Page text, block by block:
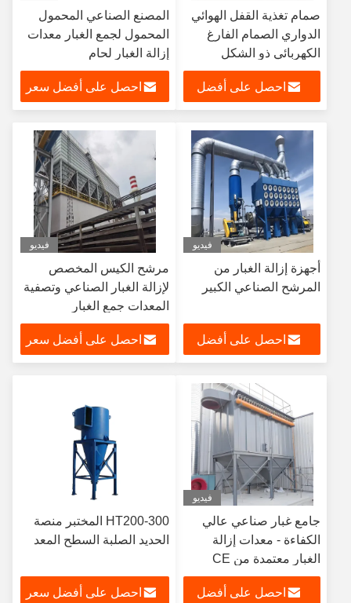
صمام تغذية القفل الهوائي
الدواري الصمام الفارغ
الكهربائي ذو الشكل
النجمي
احصل على أفضل
المصنع الصناعي المحمول
المحمول لجمع الغبار معدات
إزالة الغبار لحام
احصل على أفضل سعر
فيديو
أجهزة إزالة الغبار من
المرشح الصناعي الكبير
احصل على أفضل
فيديو
مرشح الكيس المخصص
لإزالة الغبار الصناعي وتصفية
المعدات جمع الغبار
احصل على أفضل سعر
فيديو
جامع غبار صناعي عالي
الكفاءة - معدات إزالة
الغبار معتمدة من CE
لورشة المصنع
احصل على أفضل
HT200-300 المختبر منصة
الحديد الصلبة السطح المعد
احصل على أفضل سعر